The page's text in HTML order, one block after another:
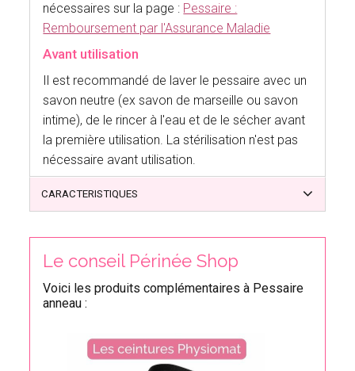
nécessaires sur la page : Pessaire :
Remboursement par l'Assurance Maladie
Avant utilisation
Il est recommandé de laver le pessaire avec un
savon neutre (ex savon de marseille ou savon
intime), de le rincer à l'eau et de le sécher avant
la première utilisation. La stérilisation n'est pas
nécessaire avant utilisation.
CARACTERISTIQUES
Le conseil Périnée Shop
Voici les produits complémentaires à Pessaire
anneau :